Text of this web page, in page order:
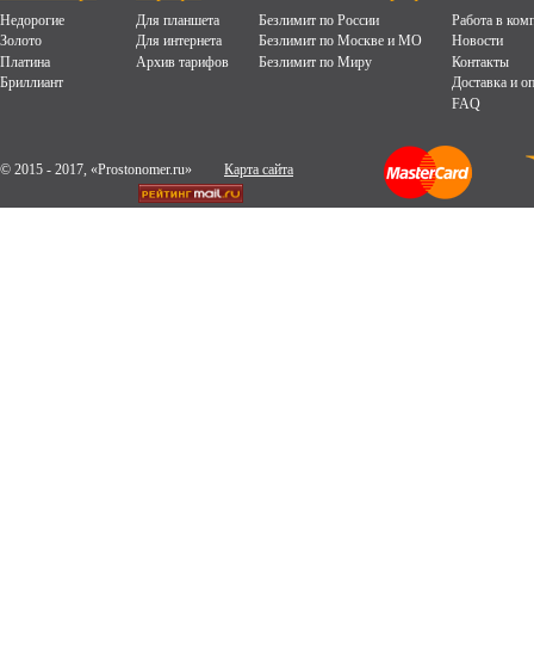
Недорогие
Золото
Платина
Бриллиант
Для планшета
Для интернета
Архив тарифов
Безлимит по России
Безлимит по Москве и МО
Безлимит по Миру
Работа в
Новости
Контакты
Доставка и
FAQ
© 2015 - 2017, «Prostonomer.ru» Карта сайта